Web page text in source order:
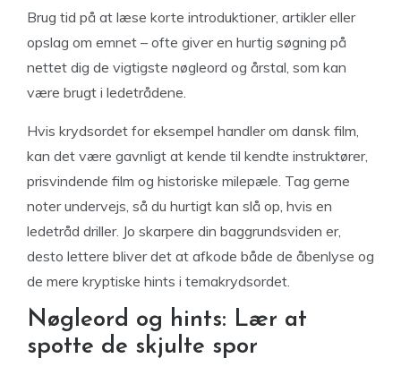
Brug tid på at læse korte introduktioner, artikler eller
opslag om emnet – ofte giver en hurtig søgning på
nettet dig de vigtigste nøgleord og årstal, som kan
være brugt i ledetrådene.
Hvis krydsordet for eksempel handler om dansk film,
kan det være gavnligt at kende til kendte instruktører,
prisvindende film og historiske milepæle. Tag gerne
noter undervejs, så du hurtigt kan slå op, hvis en
ledetråd driller. Jo skarpere din baggrundsviden er,
desto lettere bliver det at afkode både de åbenlyse og
de mere kryptiske hints i temakrydsordet.
Nøgleord og hints: Lær at
spotte de skjulte spor